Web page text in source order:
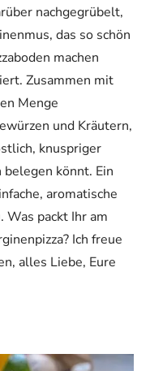
nachgegrübelt,
das so schön
machen
Zusammen mit
Menge
und Kräutern,
knuspriger
belegen könnt. Ein
aromatische
Was packt Ihr am
Ich freue
alles Liebe, Eure